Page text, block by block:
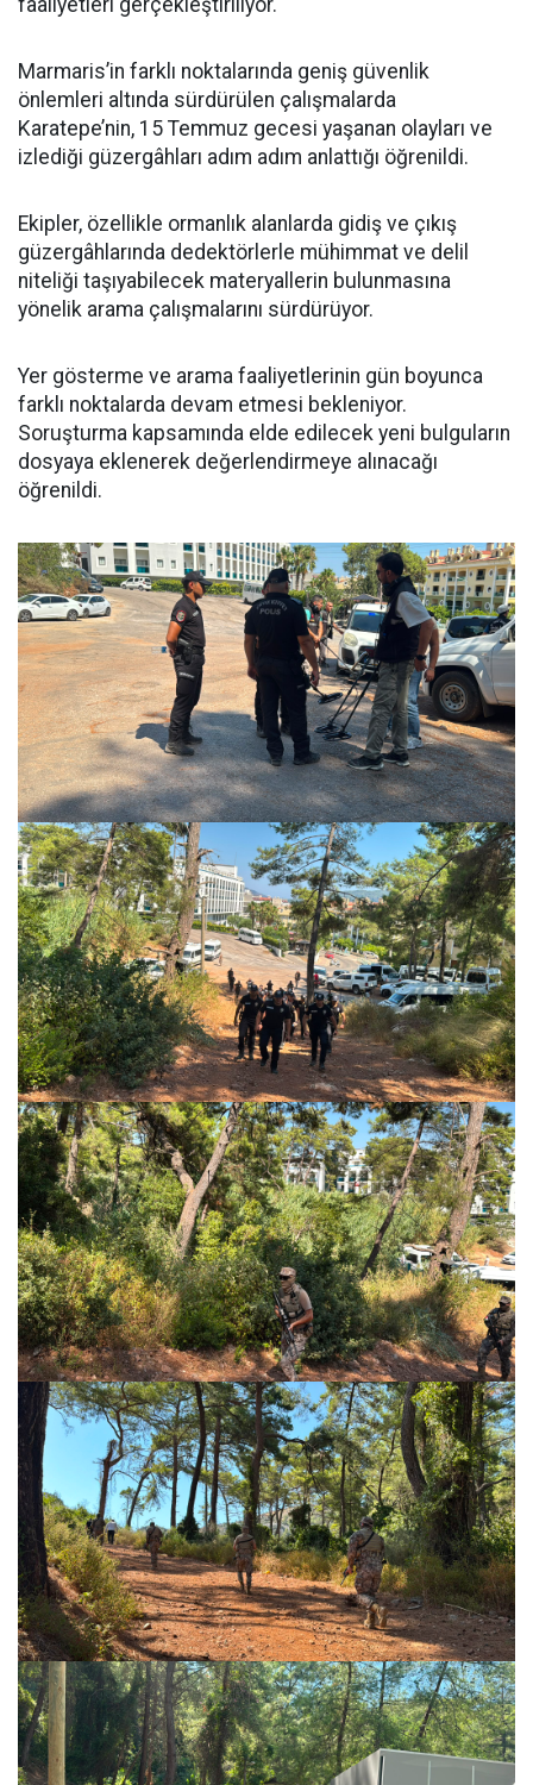
Marmaris’in farklı noktalarında geniş güvenlik
önlemleri altında sürdürülen çalışmalarda
Karatepe’nin, 15 Temmuz gecesi yaşanan olayları ve
izlediği güzergâhları adım adım anlattığı öğrenildi.
Ekipler, özellikle ormanlık alanlarda gidiş ve çıkış
güzergâhlarında dedektörlerle mühimmat ve delil
niteliği taşıyabilecek materyallerin bulunmasına
yönelik arama çalışmalarını sürdürüyor.
Yer gösterme ve arama faaliyetlerinin gün boyunca
farklı noktalarda devam etmesi bekleniyor.
Soruşturma kapsamında elde edilecek yeni bulguların
dosyaya eklenerek değerlendirmeye alınacağı
öğrenildi.